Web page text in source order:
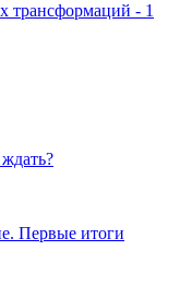
трансформаций - 1
Первые итоги